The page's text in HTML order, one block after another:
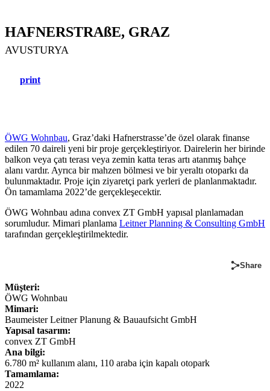
HAFNERSTRAßE, GRAZ
AVUSTURYA
print
ÖWG Wohnbau, Graz’daki Hafnerstrasse’de özel olarak finanse
edilen 70 daireli yeni bir proje gerçekleştiriyor. Dairelerin her birinde
balkon veya çatı terası veya zemin katta teras artı atanmış bahçe
alanı vardır. Ayrıca bir mahzen bölmesi ve bir yeraltı otoparkı da
bulunmaktadır. Proje için ziyaretçi park yerleri de planlanmaktadır.
Ön tamamlama 2022’de gerçekleşecektir.
ÖWG Wohnbau adına convex ZT GmbH yapısal planlamadan
sorumludur. Mimari planlama Leitner Planning & Consulting GmbH
tarafından gerçekleştirilmektedir.
Share
Müşteri:
ÖWG Wohnbau
Mimari:
Baumeister Leitner Planung & Bauaufsicht GmbH
Yapısal tasarım:
convex ZT GmbH
Ana bilgi:
6.780 m² kullanım alanı, 110 araba için kapalı otopark
Tamamlama:
2022